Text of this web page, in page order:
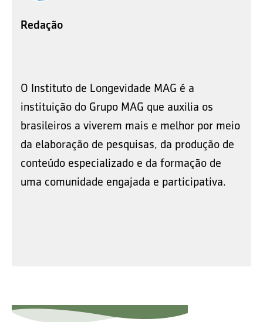
Redação
O Instituto de Longevidade MAG é a
instituição do Grupo MAG que auxilia os
brasileiros a viverem mais e melhor por meio
da elaboração de pesquisas, da produção de
conteúdo especializado e da formação de
uma comunidade engajada e participativa.